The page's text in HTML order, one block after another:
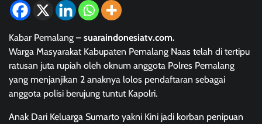
Kabar Pemalang – suaraindonesiatv.com.
Warga Masyarakat Kabupaten Pemalang Naas telah di tertipu
ratusan juta rupiah oleh oknum anggota Polres Pemalang
yang menjanjikan 2 anaknya lolos pendaftaran sebagai
anggota polisi berujung tuntut Kapolri.
Anak Dari Keluarga Sumarto yakni Kini jadi korban penipuan